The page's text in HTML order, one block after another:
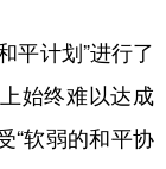
湖南
重庆
西藏
计划”进行了
始终难以达成
“软弱的和平协